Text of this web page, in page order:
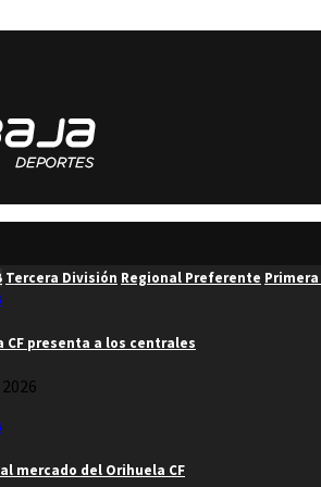
Tercera División Regional Preferente
CF presenta a los centrales
mercado del Orihuela CF